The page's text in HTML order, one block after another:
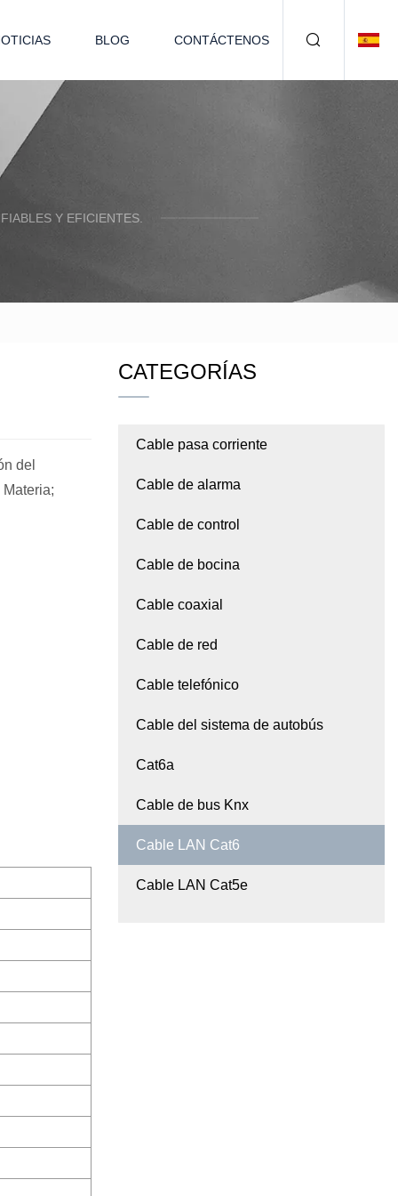
BLOG CONTÁCTENOS
Y EFICIENTES.
del
Materia;
CATEGORÍAS
Cable pasa corriente
Cable de alarma
Cable de control
Cable de bocina
Cable coaxial
Cable de red
Cable telefónico
Cable del sistema de autobús
Cat6a
Cable de bus Knx
Cable LAN Cat6
Cable LAN Cat5e